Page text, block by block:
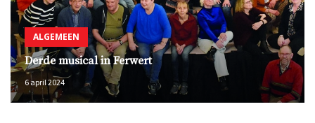
ALGEMEEN
Derde musical in Ferwert
6 april 2024